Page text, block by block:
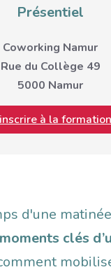
Présentiel
Coworking Namur
Rue du Collège 49
5000 Namur
à la formation
d'une
clés